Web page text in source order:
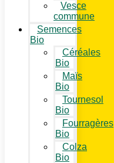
Vesce
commune
Semences
Bio
Céréales
Bio
Maïs
Bio
Tournesol
Bio
Fourragères
Bio
Colza
Bio